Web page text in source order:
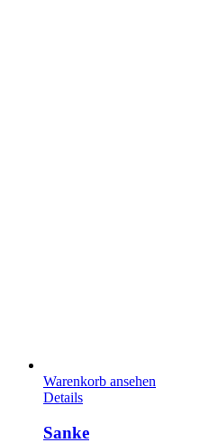
Warenkorb ansehen
Details
Sanke